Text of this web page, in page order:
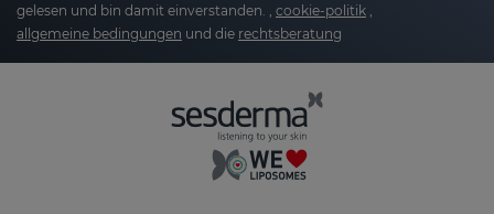
gelesen und bin damit einverstanden. , cookie-politik
allgemeine bedingungen und die rechtsberatung